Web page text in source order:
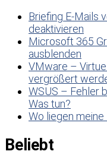
Briefing E-Mails
deaktivieren
Microsoft 365
ausblenden
VMware –
vergrößert
WSUS – Fehler
Was tun?
Wo liegen
Beliebt